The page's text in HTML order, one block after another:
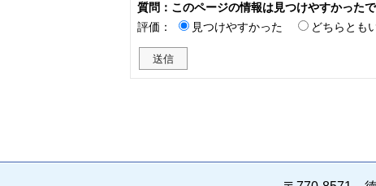
質問：このページの情報は見つけやすかった
評価：
見つけやすかった どちらとも